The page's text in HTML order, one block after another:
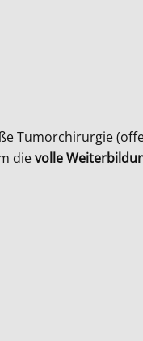
Tumorchirurgie
dievolle